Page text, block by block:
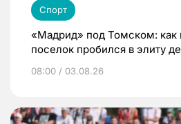
Спорт
«Мадрид» под Томском: как
поселок пробился в элиту
08:00 / 03.08.26